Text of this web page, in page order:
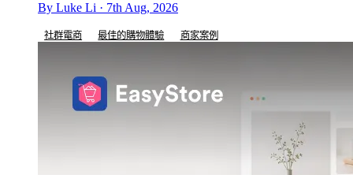
By Luke Li · 7th Aug, 2026
社群電商 最佳的購物體驗 商家案例